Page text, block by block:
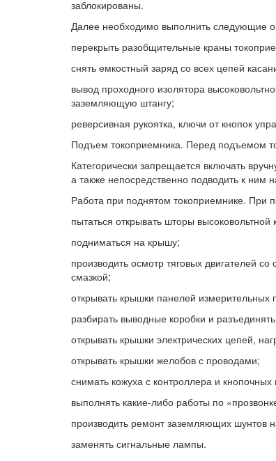
заблокированы.
Далее необходимо выполнить следующие
перекрыть разобщительные краны
снять емкостный заряд со всех цепей
вывод проходного изолятора
заземляющую штангу;
реверсивная рукоятка, ключи от кнопок
Подъем токоприемника. Перед подъемом
Категорически запрещается включать
а также непосредственно подводить к ним
Работа при поднятом токоприемнике. При
пытаться открывать шторы высоковольтной
подниматься на крышу;
производить осмотр тяговых двигателей
смазкой;
открывать крышки панелей измерительных
разбирать выводные коробки и
открывать крышки электрических цепей,
открывать крышки желобов с проводами;
снимать кожуха с контроллера и
выполнять какие-либо работы по
производить ремонт заземляющих шунтов
заменять сигнальные лампы.